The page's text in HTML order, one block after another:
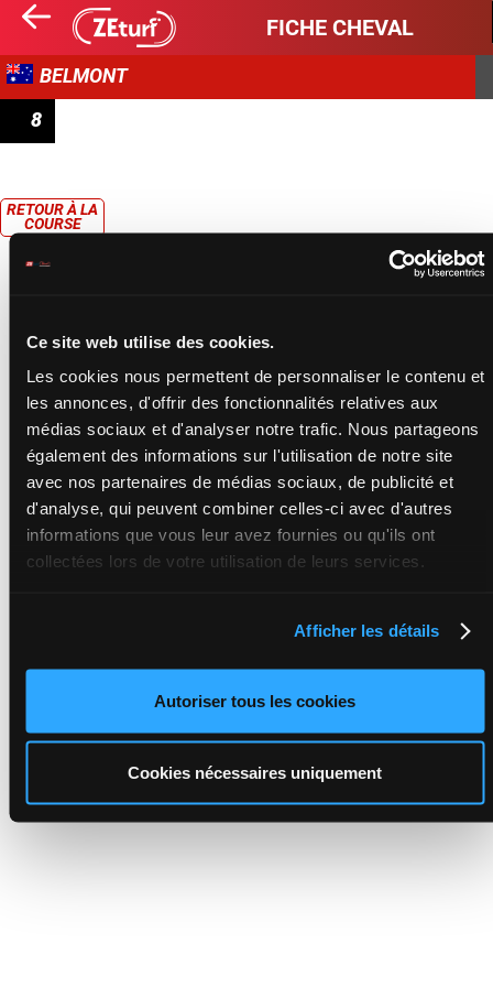
Ce site web utilise des cookies.
Les cookies nous permettent de personnaliser le contenu et
les annonces, d'offrir des fonctionnalités relatives aux
médias sociaux et d'analyser notre trafic. Nous partageons
également des informations sur l'utilisation de notre site
avec nos partenaires de médias sociaux, de publicité et
d'analyse, qui peuvent combiner celles-ci avec d'autres
informations que vous leur avez fournies ou qu'ils ont
collectées lors de votre utilisation de leurs services.
Afficher les détails
Autoriser tous les cookies
Cookies nécessaires uniquement
FICHE CHEVAL
BELMONT
8
RETOUR À LA
COURSE